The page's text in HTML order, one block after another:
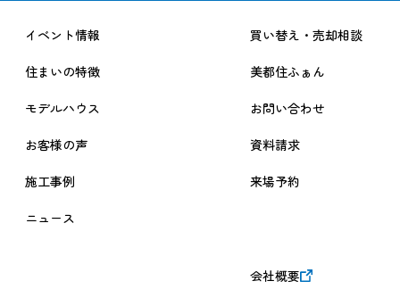
イベント情報
住まいの特徴
モデルハウス
お客様の声
施工事例
ニュース
買い替え・売却相談
美都住ふぁん
お問い合わせ
資料請求
来場予約
会社概要